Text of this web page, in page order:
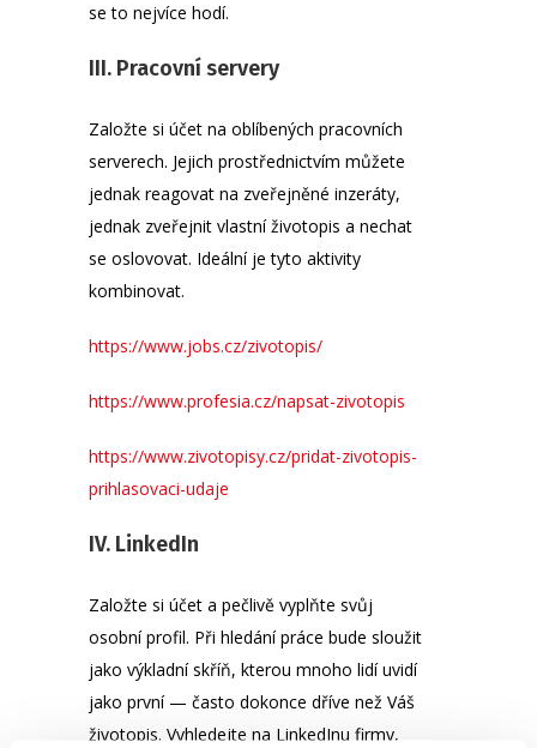
se to nejvíce hodí.
III. Pracovní servery
Založte si účet na oblíbených pracovních
serverech. Jejich prostřednictvím můžete
jednak reagovat na zveřejněné inzeráty,
jednak zveřejnit vlastní životopis a nechat
se oslovovat. Ideální je tyto aktivity
kombinovat.
https://www.jobs.cz/zivotopis/
https://www.profesia.cz/napsat-zivotopis
https://www.zivotopisy.cz/pridat-zivotopis-
prihlasovaci-udaje
IV. LinkedIn
Založte si účet a pečlivě vyplňte svůj
osobní profil. Při hledání práce bude sloužit
jako výkladní skříň, kterou mnoho lidí uvidí
jako první — často dokonce dříve než Váš
životopis. Vyhledejte na LinkedInu firmy,